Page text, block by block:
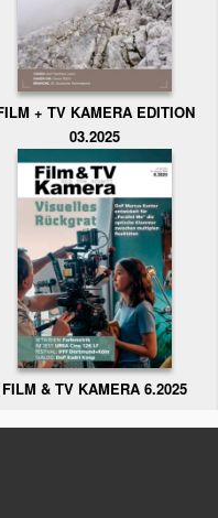
+ TV KAMERA EDITION
03.2025
FILM & TV KAMERA 6.2025